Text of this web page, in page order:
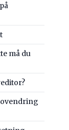
må du